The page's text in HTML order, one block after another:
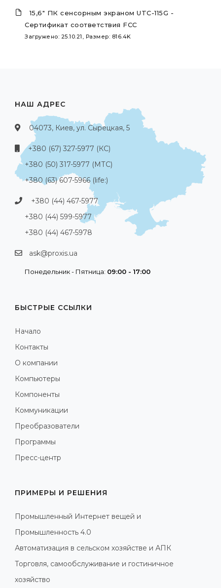
15,6" ПК сенсорным экраном UTC-115G -
Сертификат соответствия FCC
Загружено: 25.10.21, Размер: 816.4K
НАШ АДРЕС
04073, Киев, ул. Сырецкая, 5
+380 (67) 327-5977 (КС)
+380 (50) 317-5977 (МТС)
+380 (63) 607-5966 (life:)
+380 (44) 467-5977
+380 (44) 599-5977
+380 (44) 467-5978
ask@proxis.ua
Понедельник - Пятница: 09:00 - 17:00
БЫСТРЫЕ ССЫЛКИ
Начало
Контакты
О компании
Компьютеры
Компоненты
Коммуникации
Преобразователи
Программы
Пресс-центр
ПРИМЕРЫ И РЕШЕНИЯ
Промышленный Интернет вещей и
Промышленность 4.0
Автоматизация в сельском хозяйстве и АПК
Торговля, самообслуживание и гостиничное
хозяйство